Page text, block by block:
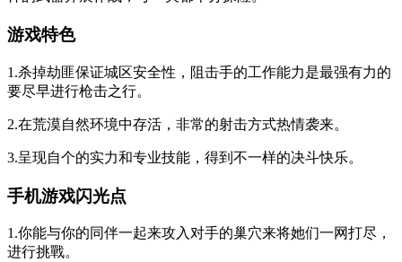
游戏特色
1.杀掉劫匪保证城区安全性，阻击手的工作能力是最强有力的
要尽早进行枪击之行。
2.在荒漠自然环境中存活，非常的射击方式热情袭来。
3.呈现自个的实力和专业技能，得到不一样的决斗快乐。
手机游戏闪光点
1.你能与你的同伴一起来攻入对手的巢穴来将她们一网打尽，
进行挑戰。